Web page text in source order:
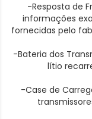
-Resposta de
informações
fornecidas pelo
-Bateria dos
lítio
-Case de